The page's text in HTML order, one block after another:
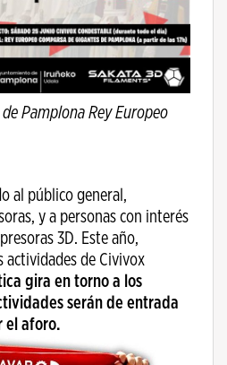
Pamplona Rey Europeo
al público general,
y a personas con interés
3D. Este año,
actividades de Civivox
gira en torno a los
serán de entrada
el aforo.